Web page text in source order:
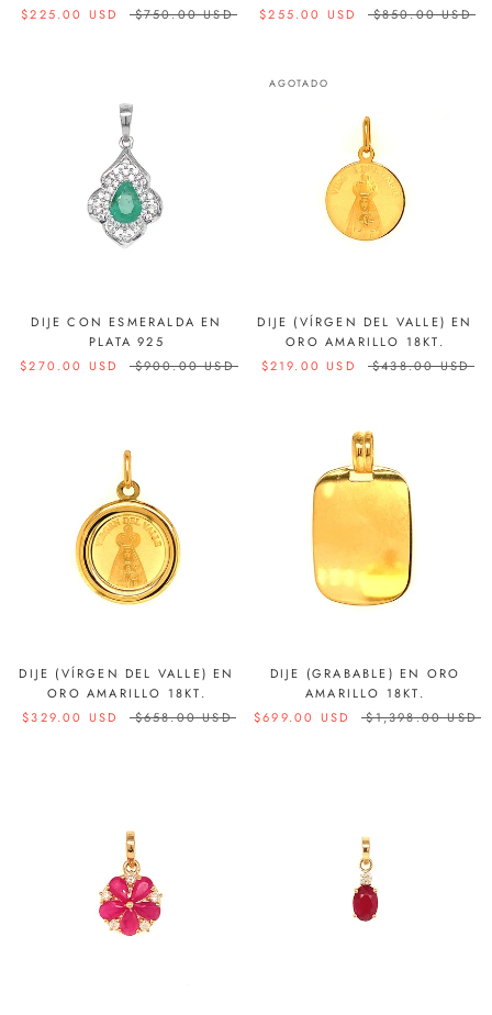
$225.00 USD
$750.00 USD
$255.00 USD
$850.00 USD
DIJE CON ESMERALDA EN
PLATA 925
$270.00 USD
$900.00 USD
AGOTADO
DIJE (VÍRGEN DEL VALLE) EN
ORO AMARILLO 18KT.
$219.00 USD
$438.00 USD
DIJE (VÍRGEN DEL VALLE) EN
ORO AMARILLO 18KT.
$329.00 USD
$658.00 USD
DIJE (GRABABLE) EN ORO
AMARILLO 18KT.
$699.00 USD
$1,398.00 USD